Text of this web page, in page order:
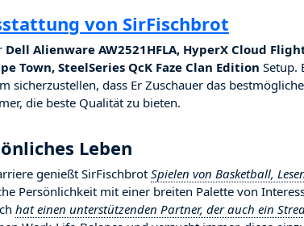
von SirFischbrot
Dell Alienware AW2521HFLA, HyperX Cloud
Town, SteelSeries QcK Faze Clan Edition Setup.
sicherzustellen, dass Er Zuschauer das
die beste Qualität zu bieten.
Leben
genießt SirFischbrot Spielen von Basketball,
Persönlichkeit mit einer breiten Palette von
hat einen unterstützenden Partner, der auch ein